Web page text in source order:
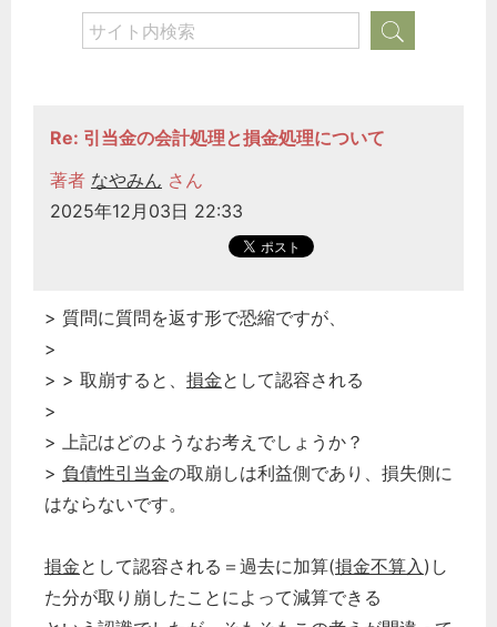
Re: 引当金の会計処理と損金処理について
著者 なやみん さん
2025年12月03日 22:33
> 質問に質問を返す形で恐縮ですが、
>
> > 取崩すると、 損金として認容される
>
> 上記はどのようなお考えでしょうか？
> 負債性引当金の取崩しは利益側であり、損失側に
はならないです。
損金として認容される＝過去に加算(損金不算入)し
た分が取り崩したことによって減算できる